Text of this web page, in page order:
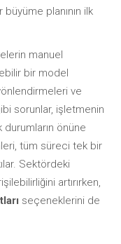
planının ilk
manuel
bir model
ve
sorunlar, işletmenin
durumların önüne
tüm süreci tek bir
Sektördeki
artırırken,
seçeneklerini de